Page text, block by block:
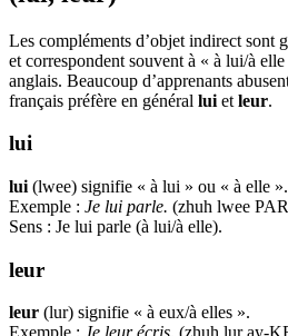
Les compléments d’objet indirect sont
et correspondent souvent à « à lui/à
anglais. Beaucoup d’apprenants
français préfère en général lui et leur.
lui
lui (lwee) signifie « à lui » ou « à elle ».
Exemple : Je lui parle. (zhuh lwee
Sens : Je lui parle (à lui/à elle).
leur
leur (lur) signifie « à eux/à elles ».